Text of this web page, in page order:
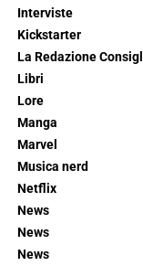
Interviste
Kickstarter
La Redazione
Libri
Lore
Manga
Marvel
Musica nerd
Netflix
News
News
News